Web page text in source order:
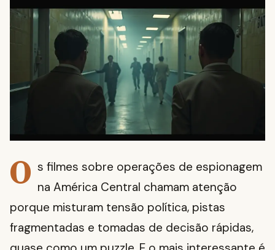
O s filmes sobre operações de espionagem
na América Central chamam atenção
porque misturam tensão política, pistas
fragmentadas e tomadas de decisão rápidas,